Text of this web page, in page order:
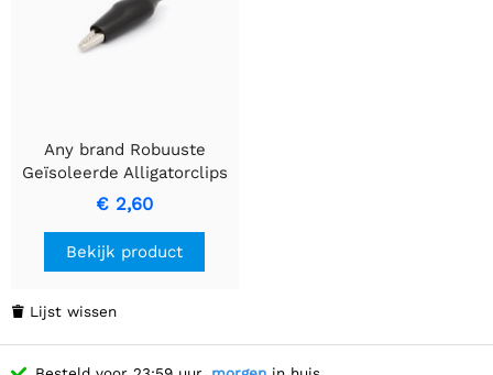
Any brand Robuuste
Geïsoleerde Alligatorclips
met Hulzen, 44mm
€ 2,60
Bekijk product
 Lijst wissen